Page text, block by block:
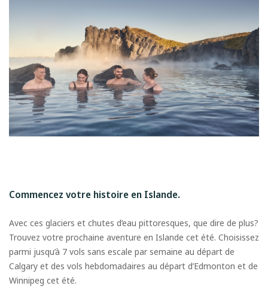
Commencez votre histoire en Islande.
Avec ces glaciers et chutes d’eau pittoresques, que dire de plus?
Trouvez votre prochaine aventure en Islande cet été. Choisissez
parmi jusqu’à 7 vols sans escale par semaine au départ de
Calgary et des vols hebdomadaires au départ d’Edmonton et de
Winnipeg cet été.